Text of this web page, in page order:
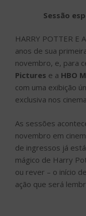
Sessão
HARRY POTTER E
anos de sua
novembro, e, para
Pictures e a HBO
com uma exibição
exclusiva nos
As sessões
novembro em
de ingressos já
mágico de Harry
ou rever – o início
ação que será